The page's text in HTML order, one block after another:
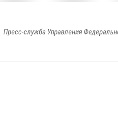
Пресс-служба Управления